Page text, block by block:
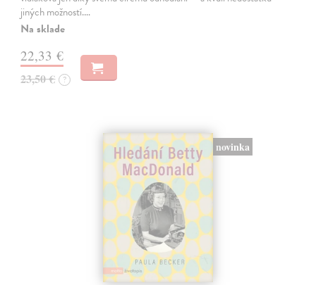
jiných možností.…
Na sklade
22,33 €
23,50 € ?
novinka